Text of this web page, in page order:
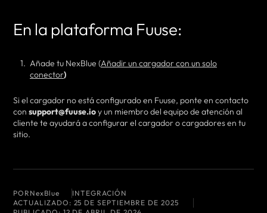
En la plataforma Fuuse:
Añade tu NexBlue (Añadir un cargador con un solo
conector)
Si el cargador no está configurado en Fuuse, ponte en contacto
con support@fuuse.ioy un miembro del equipo de atención al
cliente te ayudará a configurar el cargador o cargadores en tu
sitio.
POR NexBlue
INTEGRACIÓN
ACTUALIZADO: 25 DE SEPTIEMBRE DE 2025